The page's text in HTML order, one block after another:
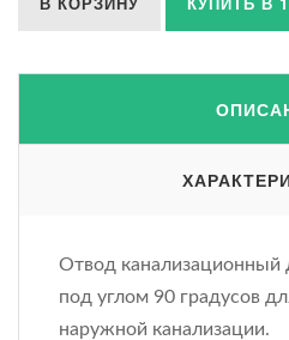
Отвод
под углом 90 градусов
наружной канализации.